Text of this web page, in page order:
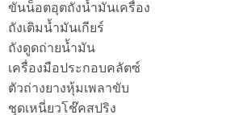
ขันน็อตอุตถังน้ำมันเครื่อง
ถังเติมน้ำมันเกียร์
ถังดูดถ่ายน้ำมัน
เครื่องมือประกอบคลัตซ์
ตัวถ่างยางหุ้มเพลาขับ
ชุดเหนี่ยวโช๊คสปริง